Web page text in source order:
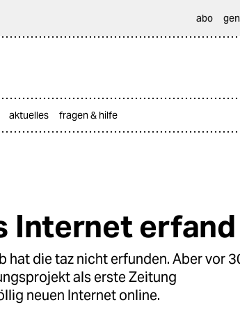
abo
aktuelles fragen & hilfe
Internet erfand
hat die taz nicht erfunden. Aber vor
als erste Zeitung
neuen Internet online.